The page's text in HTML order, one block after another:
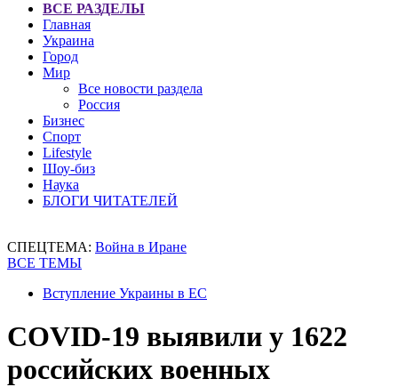
ВСЕ РАЗДЕЛЫ
Главная
Украина
Город
Мир
Все новости раздела
Россия
Бизнес
Спорт
Lifestyle
Шоу-биз
Наука
БЛОГИ ЧИТАТЕЛЕЙ
СПЕЦТЕМА: Война в Иране
ВСЕ ТЕМЫ
Вступление Украины в ЕС
COVID-19 выявили у 1622
российских военных